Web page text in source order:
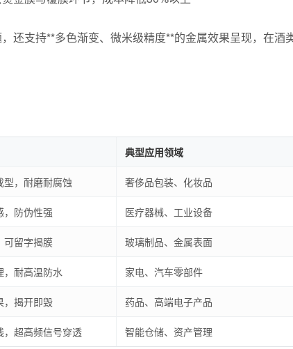
还支持**多色渐变、微米级精度**的金属效果呈现，在酒
典型应用领域
型，耐磨耐腐蚀 奢侈品包装、化妆品
，防伪性强 医疗器械、工业设备
可留字揭膜 玻璃制品、金属表面
，耐高温防水 家电、汽车零部件
，揭开即毁 药品、高端电子产品
，超高频信号穿透 智能仓储、资产管理